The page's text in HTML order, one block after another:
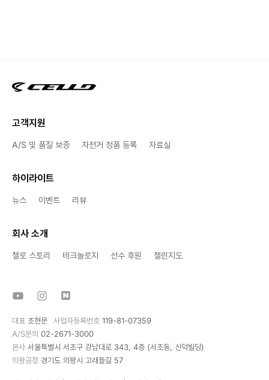
고객지원
A/S 및 품질 보증 자전거 정품 등록 자료실
하이라이트
뉴스 이벤트 리뷰
회사 소개
첼로 스토리 테크놀로지 선수 후원 첼린지도
대표 조현문 사업자등록번호 119-81-07359
A/S문의 02-2671-3000
본사 서울특별시 서초구 강남대로 343, 4층 (서초동, 신덕빌딩)
의왕공장 경기도 의왕시 고래들길 57